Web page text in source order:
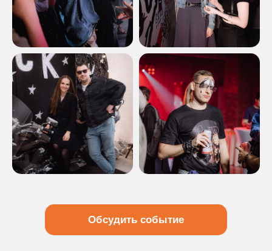
Обсудить событие
Пн-пт с 9:00-19:00
mail@proactive-event.ru
г. Томск, ул. Пушкина, 22 офис 2
Согласие на обработку персональных данных
Политика конфиденциальности
+7-952-804-40-78